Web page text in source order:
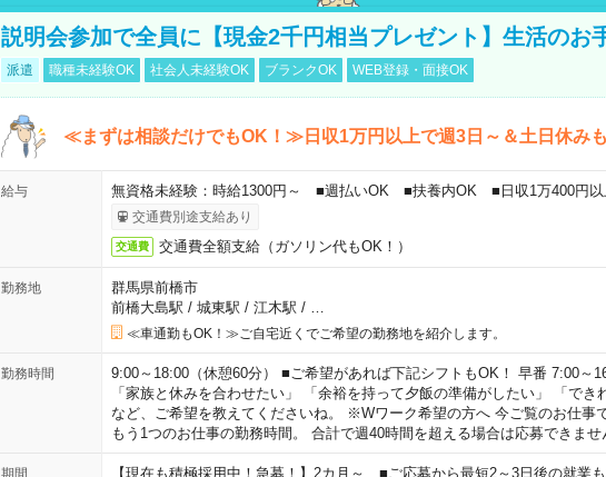
説明会参加で全員に【現金2千円相当プレゼント】生活のお
派遣 職種未経験OK 社会人未経験OK ブランクOK WEB登録・面接OK
≪まずは相談だけでもOK！≫日収1万円以上で週3日～＆土日休みも
給与 無資格未経験：時給1300円～ ■週払いOK ■扶養内OK ■日収1万400円以
交通費別途支給あり
交通費 交通費全額支給（ガソリン代もOK！）
勤務地
群馬県前橋市
前橋大島駅 / 城東駅 / 江木駅 /
≪車通勤もOK！≫ご自宅近くでご希望の勤務地を紹介します。
勤務時間
9:00～18:00（休憩60分） ■ご希望があれば下記シフトもOK！ 早番 7:00～
「家族と休みを合わせたい」 「余裕を持って夕飯の準備がしたい」 「でき
など、ご希望を教えてくださいね。 ※Wワーク希望の方へ 今ご覧のお仕事
もう1つのお仕事の勤務時間。 合計で週40時間を超える場合は応募できませ
期間 【現在も積極採用中！急募！】2カ月～ ■ご応募から最短2～3日後の就業も